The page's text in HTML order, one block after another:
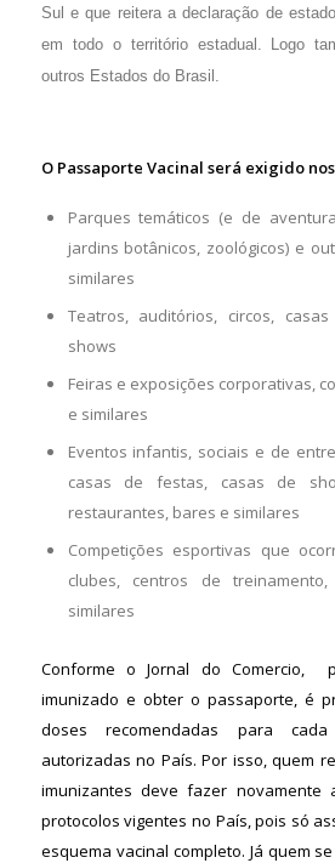
Sul e que reitera a declaração de
em todo o território estadual. Logo
outros Estados do Brasil.
O Passaporte Vacinal será exigido nos
Parques temáticos (e de
jardins botânicos, zoológicos) e
similares
Teatros, auditórios, circos,
shows
Feiras e exposições corporativas,
e similares
Eventos infantis, sociais e de
casas de festas, casas de
restaurantes, bares e similares
Competições esportivas que
clubes, centros de
similares
Conforme oJornal do Comercio,
imunizado e obter o passaporte, é
doses recomendadas para
autorizadas no País. Por isso, quem
imunizantes deve fazer novamente
protocolos vigentes no País, pois só
esquema vacinal completo. Já quem